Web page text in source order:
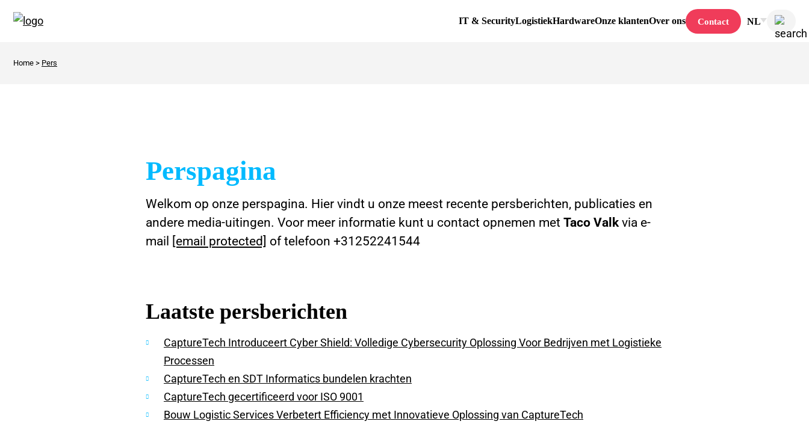
IT & SecurityLogistiekHardwareOnze klantenOver ons Contact NL
Home > Pers
Perspagina
Welkom op onze perspagina. Hier vindt u onze meest recente persberichten, publicaties en
andere media-uitingen. Voor meer informatie kunt u contact opnemen met Taco Valkvia e-
mail [email protected] of telefoon +31252241544
Laatste persberichten
CaptureTech Introduceert Cyber Shield: Volledige Cybersecurity Oplossing Voor Bedrijven met Logistieke
Processen
CaptureTech en SDT Informatics bundelen krachten
CaptureTech gecertificeerd voor ISO 9001
Bouw Logistic Services Verbetert Efficiency met Innovatieve Oplossing van CaptureTech